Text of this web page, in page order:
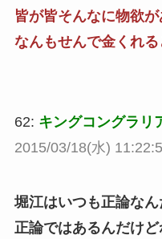
皆が皆そんなに物欲
なんもせんで金くれ
62: キングコングラリ
2015/03/18(水)
堀江はいつも正論なん
正論ではあるんだけ